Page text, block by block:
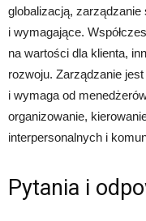
globalizacją, zarządzanie
i wymagające.
na wartości dla klienta,
rozwoju. Zarządzanie
i wymaga od
organizowanie,
interpersonalnych i
Pytania i